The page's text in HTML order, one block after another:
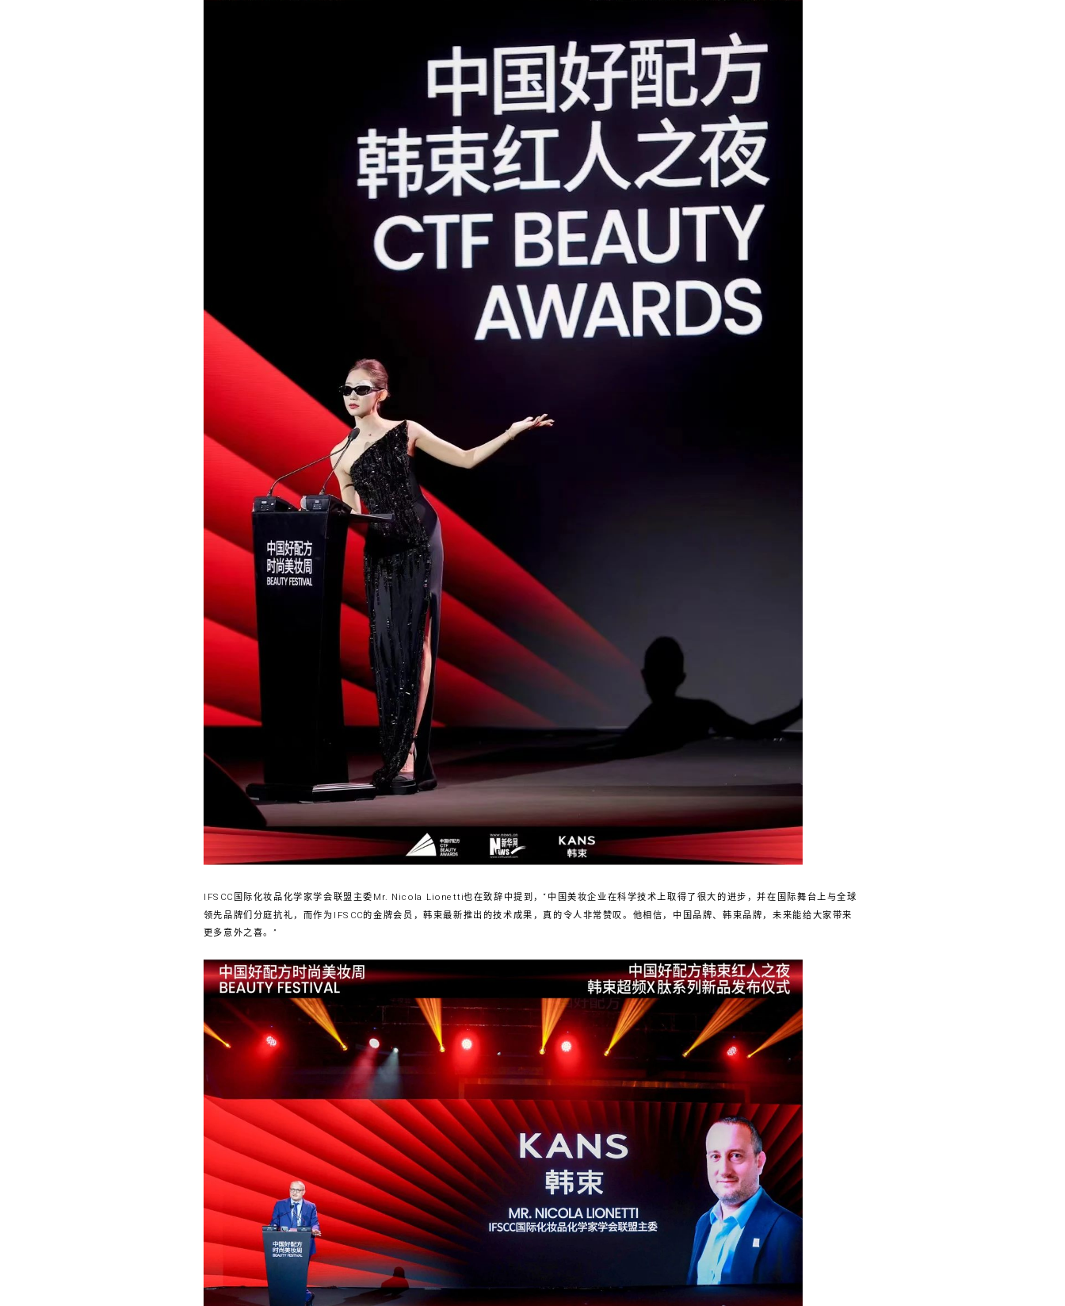
IFSCC国际化妆品化学家学会联盟主委Mr. Nicola Lionetti也在致辞中提到，“中国美妆企业在科学技术上取得了很大的进步，并在国际舞台上与全球
领先品牌们分庭抗礼，而作为IFSCC的金牌会员，韩束最新推出的技术成果，真的令人非常赞叹。他相信，中国品牌、韩束品牌，未来能给大家带来
更多意外之喜。”